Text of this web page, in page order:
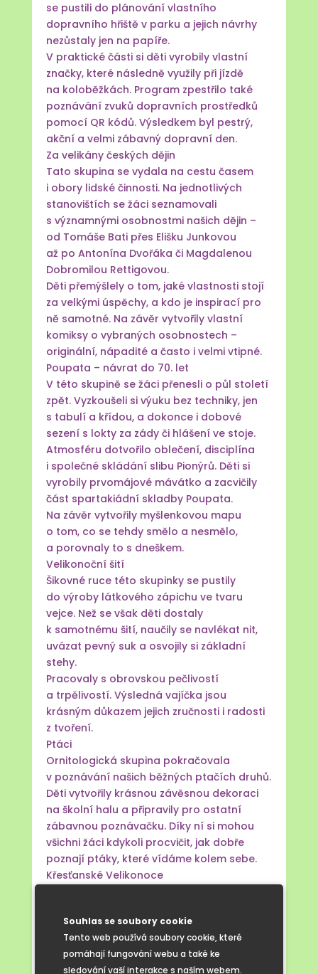
Souhlas se soubory cookie
Tento web používá soubory cookie, které
pomáhají fungování webu a také ke
sledování vaší interakce s naším webem.
se pustili do plánování vlastního
dopravního hřiště v parku a jejich návrhy
nezůstaly jen na papíře.
V praktické části si děti vyrobily vlastní
značky, které následně využily při jízdě
na koloběžkách. Program zpestřilo také
poznávání zvuků dopravních prostředků
pomocí QR kódů. Výsledkem byl pestrý,
akční a velmi zábavný dopravní den.
Za velikány českých dějin
Tato skupina se vydala na cestu časem
i obory lidské činnosti. Na jednotlivých
stanovištích se žáci seznamovali
s významnými osobnostmi našich dějin –
od Tomáše Bati přes Elišku Junkovou
až po Antonína Dvořáka či Magdalenou
Dobromilou Rettigovou.
Děti přemýšlely o tom, jaké vlastnosti stojí
za velkými úspěchy, a kdo je inspirací pro
ně samotné. Na závěr vytvořily vlastní
komiksy o vybraných osobnostech –
originální, nápadité a často i velmi vtipné.
Poupata – návrat do 70. let
V této skupině se žáci přenesli o půl století
zpět. Vyzkoušeli si výuku bez techniky, jen
s tabulí a křídou, a dokonce i dobové
sezení s lokty za zády či hlášení ve stoje.
Atmosféru dotvořilo oblečení, disciplína
i společné skládání slibu Pionýrů. Děti si
vyrobily prvomájové mávátko a zacvičily
část spartakiádní skladby Poupata.
Na závěr vytvořily myšlenkovou mapu
o tom, co se tehdy smělo a nesmělo,
a porovnaly to s dneškem.
Velikonoční šití
Šikovné ruce této skupinky se pustily
do výroby látkového zápichu ve tvaru
vejce. Než se však děti dostaly
k samotnému šití, naučily se navlékat nit,
uvázat pevný suk a osvojily si základní
stehy.
Pracovaly s obrovskou pečlivostí
a trpělivostí. Výsledná vajíčka jsou
krásným důkazem jejich zručnosti i radosti
z tvoření.
Ptáci
Ornitologická skupina pokračovala
v poznávání našich běžných ptačích druhů.
Děti vytvořily krásnou závěsnou dekoraci
na školní halu a připravily pro ostatní
zábavnou poznávačku. Díky ní si mohou
všichni žáci kdykoli procvičit, jak dobře
poznají ptáky, které vídáme kolem sebe.
Křesťanské Velikonoce
se seznámili s příběhem pašijového týdne –
od Květné neděle přes Zelený čtvrtek
a Velký pátek až po radost Velikonoční